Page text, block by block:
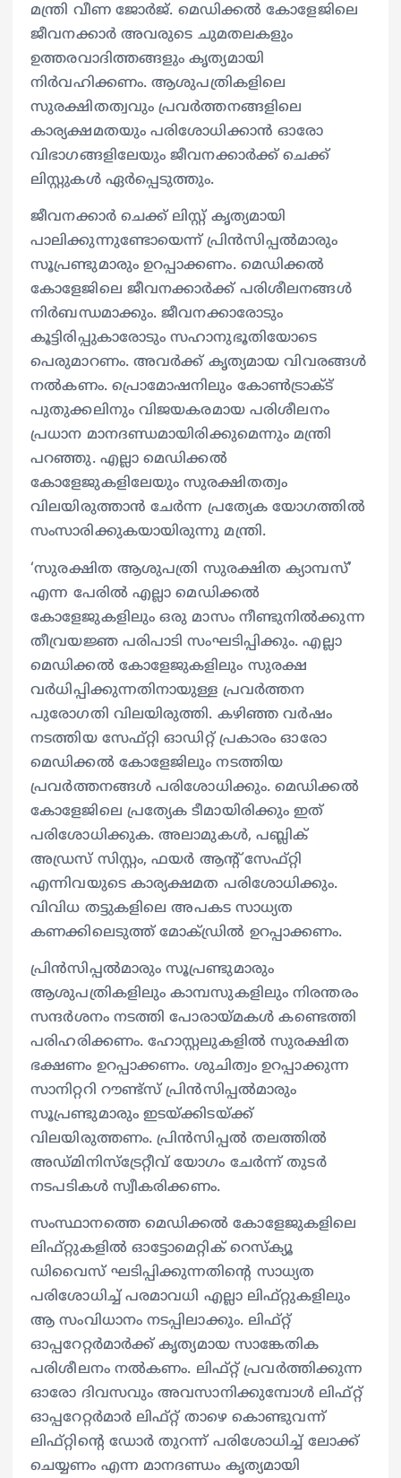
മന്ത്രി വീണ ജോര്‍ജ്. മെഡിക്കല്‍ കോളേജിലെ
ജീവനക്കാര്‍ അവരുടെ ചുമതലകളും
ഉത്തരവാദിത്തങ്ങളും കൃത്യമായി
നിര്‍വഹിക്കണം. ആശുപത്രികളിലെ
സുരക്ഷിതത്വവും പ്രവര്‍ത്തനങ്ങളിലെ
കാര്യക്ഷമതയും പരിശോധിക്കാന്‍ ഓരോ
വിഭാഗങ്ങളിലേയും ജീവനക്കാര്‍ക്ക് ചെക്ക്
ലിസ്റ്റുകള്‍ ഏര്‍പ്പെടുത്തും.
ജീവനക്കാര്‍ ചെക്ക് ലിസ്റ്റ് കൃത്യമായി
പാലിക്കുന്നുണ്ടോയെന്ന് പ്രിന്‍സിപ്പല്‍മാരും
സൂപ്രണ്ടുമാരും ഉറപ്പാക്കണം. മെഡിക്കല്‍
കോളേജിലെ ജീവനക്കാര്‍ക്ക് പരിശീലനങ്ങള്‍
നിര്‍ബന്ധമാക്കും. ജീവനക്കാരോടും
കൂട്ടിരിപ്പുകാരോടും സഹാനുഭൂതിയോടെ
പെരുമാറണം. അവര്‍ക്ക് കൃത്യമായ വിവരങ്ങള്‍
നല്‍കണം. പ്രൊമോഷനിലും കോണ്‍ട്രാക്ട്
പുതുക്കലിനും വിജയകരമായ പരിശീലനം
പ്രധാന മാനദണ്ഡമായിരിക്കുമെന്നും മന്ത്രി
പറഞ്ഞു. എല്ലാ മെഡിക്കല്‍
കോളേജുകളിലേയും സുരക്ഷിതത്വം
വിലയിരുത്താന്‍ ചേര്‍ന്ന പ്രത്യേക യോഗത്തില്‍
സംസാരിക്കുകയായിരുന്നു മന്ത്രി.
‘സുരക്ഷിത ആശുപത്രി സുരക്ഷിത ക്യാമ്പസ്’
എന്ന പേരില്‍ എല്ലാ മെഡിക്കല്‍
കോളേജുകളിലും ഒരു മാസം നീണ്ടുനില്‍ക്കുന്ന
തീവ്രയജ്ഞ പരിപാടി സംഘടിപ്പിക്കും. എല്ലാ
മെഡിക്കല്‍ കോളേജുകളിലും സുരക്ഷ
വര്‍ധിപ്പിക്കുന്നതിനായുള്ള പ്രവര്‍ത്തന
പുരോഗതി വിലയിരുത്തി. കഴിഞ്ഞ വര്‍ഷം
നടത്തിയ സേഫ്റ്റി ഓഡിറ്റ് പ്രകാരം ഓരോ
മെഡിക്കല്‍ കോളേജിലും നടത്തിയ
പ്രവര്‍ത്തനങ്ങള്‍ പരിശോധിക്കും. മെഡിക്കല്‍
കോളേജിലെ പ്രത്യേക ടീമായിരിക്കും ഇത്
പരിശോധിക്കുക. അലാമുകള്‍, പബ്ലിക്
അഡ്രസ് സിസ്റ്റം, ഫയര്‍ ആന്റ് സേഫ്റ്റി
എന്നിവയുടെ കാര്യക്ഷമത പരിശോധിക്കും.
വിവിധ തട്ടുകളിലെ അപകട സാധ്യത
കണക്കിലെടുത്ത് മോക്ഡ്രില്‍ ഉറപ്പാക്കണം.
പ്രിന്‍സിപ്പല്‍മാരും സൂപ്രണ്ടുമാരും
ആശുപത്രികളിലും കാമ്പസുകളിലും നിരന്തരം
സന്ദര്‍ശനം നടത്തി പോരായ്മകള്‍ കണ്ടെത്തി
പരിഹരിക്കണം. ഹോസ്റ്റലുകളില്‍ സുരക്ഷിത
ഭക്ഷണം ഉറപ്പാക്കണം. ശുചിത്വം ഉറപ്പാക്കുന്ന
സാനിറ്ററി റൗണ്ട്‌സ് പ്രിന്‍സിപ്പല്‍മാരും
സൂപ്രണ്ടുമാരും ഇടയ്ക്കിടയ്ക്ക്
വിലയിരുത്തണം. പ്രിന്‍സിപ്പല്‍ തലത്തില്‍
അഡ്മിനിസ്‌ട്രേറ്റീവ് യോഗം ചേര്‍ന്ന് തുടര്‍
നടപടികള്‍ സ്വീകരിക്കണം.
സംസ്ഥാനത്തെ മെഡിക്കല്‍ കോളേജുകളിലെ
ലിഫ്റ്റുകളില്‍ ഓട്ടോമെറ്റിക് റെസ്‌ക്യൂ
ഡിവൈസ് ഘടിപ്പിക്കുന്നതിന്റെ സാധ്യത
പരിശോധിച്ച് പരമാവധി എല്ലാ ലിഫ്റ്റുകളിലും
ആ സംവിധാനം നടപ്പിലാക്കും. ലിഫ്റ്റ്
ഓപ്പറേറ്റര്‍മാര്‍ക്ക് കൃത്യമായ സാങ്കേതിക
പരിശീലനം നല്‍കണം. ലിഫ്റ്റ് പ്രവര്‍ത്തിക്കുന്ന
ഓരോ ദിവസവും അവസാനിക്കുമ്പോള്‍ ലിഫ്റ്റ്
ഓപ്പറേറ്റര്‍മാര്‍ ലിഫ്റ്റ് താഴെ കൊണ്ടുവന്ന്
ലിഫ്റ്റിന്റെ ഡോര്‍ തുറന്ന് പരിശോധിച്ച് ലോക്ക്
ചെയ്യണം എന്ന മാനദണ്ഡം കൃത്യമായി